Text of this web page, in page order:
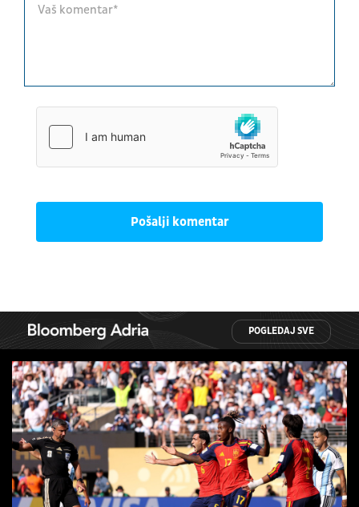
Pošalji komentar
POGLEDAJ SVE